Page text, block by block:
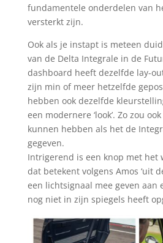
fundamentele onderdelen van
versterkt zijn.
Ook als je instapt is meteen
van de Delta Integrale in de
dashboard heeft dezelfde lay-
zijn min of meer hetzelfde
hebben ook dezelfde
een modernere ‘look’. Zo zou
kunnen hebben als het de
gegeven.
Intrigerend is een knop met het
dat betekent volgens Amos ‘uit
een lichtsignaal mee geven aan
nog niet in zijn spiegels heeft